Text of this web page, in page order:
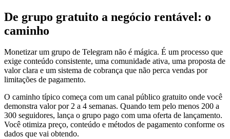
De grupo gratuito a negócio rentável: o
caminho
Monetizar um grupo de Telegram não é mágica. É um processo que
exige conteúdo consistente, uma comunidade ativa, uma proposta de
valor clara e um sistema de cobrança que não perca vendas por
limitações de pagamento.
O caminho típico começa com um canal público gratuito onde você
demonstra valor por 2 a 4 semanas. Quando tem pelo menos 200 a
300 seguidores, lança o grupo pago com uma oferta de lançamento.
Você otimiza preço, conteúdo e métodos de pagamento conforme os
dados que vai obtendo.